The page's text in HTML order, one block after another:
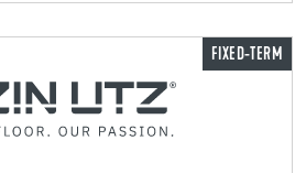
FIXED-TERM